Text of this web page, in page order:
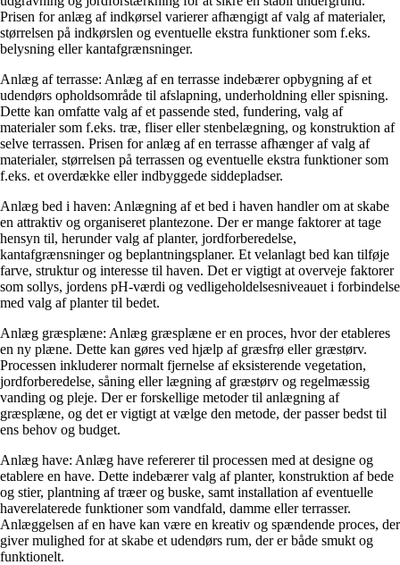
Prisen for anlæg af indkørsel varierer afhængigt af valg af materialer,
størrelsen på indkørslen og eventuelle ekstra funktioner som f.eks.
belysning eller kantafgrænsninger.
Anlæg af terrasse: Anlæg af en terrasse indebærer opbygning af et
udendørs opholdsområde til afslapning, underholdning eller spisning.
Dette kan omfatte valg af et passende sted, fundering, valg af
materialer som f.eks. træ, fliser eller stenbelægning, og konstruktion af
selve terrassen. Prisen for anlæg af en terrasse afhænger af valg af
materialer, størrelsen på terrassen og eventuelle ekstra funktioner som
f.eks. et overdække eller indbyggede siddepladser.
Anlæg bed i haven: Anlægning af et bed i haven handler om at skabe
en attraktiv og organiseret plantezone. Der er mange faktorer at tage
hensyn til, herunder valg af planter, jordforberedelse,
kantafgrænsninger og beplantningsplaner. Et velanlagt bed kan tilføje
farve, struktur og interesse til haven. Det er vigtigt at overveje faktorer
som sollys, jordens pH-værdi og vedligeholdelsesniveauet i forbindelse
med valg af planter til bedet.
Anlæg græsplæne: Anlæg græsplæne er en proces, hvor der etableres
en ny plæne. Dette kan gøres ved hjælp af græsfrø eller græstørv.
Processen inkluderer normalt fjernelse af eksisterende vegetation,
jordforberedelse, såning eller lægning af græstørv og regelmæssig
vanding og pleje. Der er forskellige metoder til anlægning af
græsplæne, og det er vigtigt at vælge den metode, der passer bedst til
ens behov og budget.
Anlæg have: Anlæg have refererer til processen med at designe og
etablere en have. Dette indebærer valg af planter, konstruktion af bede
og stier, plantning af træer og buske, samt installation af eventuelle
haverelaterede funktioner som vandfald, damme eller terrasser.
Anlæggelsen af en have kan være en kreativ og spændende proces, der
giver mulighed for at skabe et udendørs rum, der er både smukt og
funktionelt.